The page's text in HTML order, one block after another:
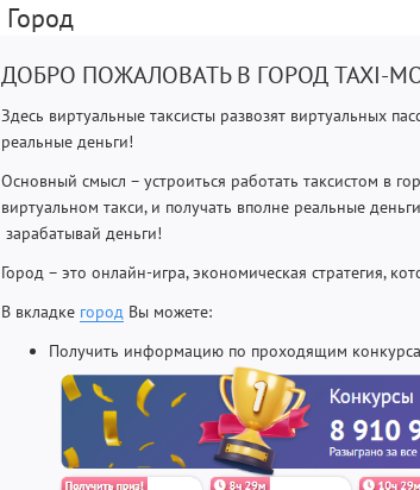
Город
ДОБРО ПОЖАЛОВАТЬ В ГОРОД TAXI-
Здесь виртуальные таксисты развозят виртуальных
реальные деньги!
Основный смысл – устроиться работать таксистом в
виртуальном такси, и получать вполне реальные
зарабатывай деньги!
Город – это онлайн-игра, экономическая стратегия,
В вкладке город Вы можете:
Получить информацию по проходящим